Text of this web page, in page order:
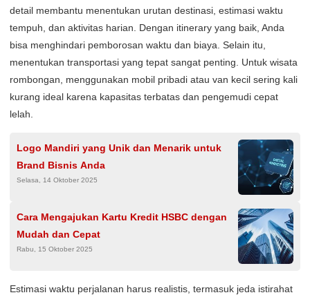
detail membantu menentukan urutan destinasi, estimasi waktu
tempuh, dan aktivitas harian. Dengan itinerary yang baik, Anda
bisa menghindari pemborosan waktu dan biaya. Selain itu,
menentukan transportasi yang tepat sangat penting. Untuk wisata
rombongan, menggunakan mobil pribadi atau van kecil sering kali
kurang ideal karena kapasitas terbatas dan pengemudi cepat
lelah.
Logo Mandiri yang Unik dan Menarik untuk
Brand Bisnis Anda
Selasa, 14 Oktober 2025
Cara Mengajukan Kartu Kredit HSBC dengan
Mudah dan Cepat
Rabu, 15 Oktober 2025
Estimasi waktu perjalanan harus realistis, termasuk jeda istirahat